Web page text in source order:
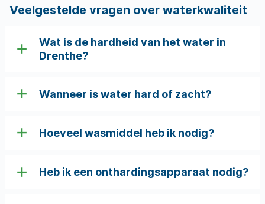
Veelgestelde vragen over waterkwaliteit
Wat is de hardheid van het water in
Drenthe?
Wanneer is water hard of zacht?
Hoeveel wasmiddel heb ik nodig?
Heb ik een onthardingsapparaat nodig?